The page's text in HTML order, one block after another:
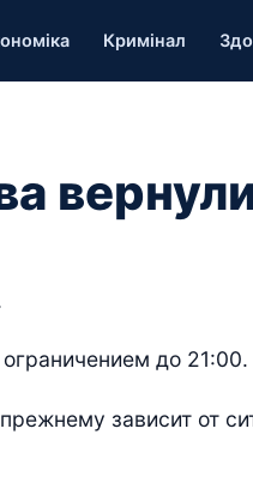
Кримінал
до 21:00.
зависит от